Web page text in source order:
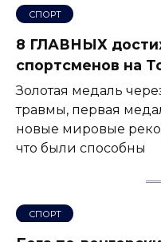
СПОРТ
8 ГЛАВНЫХ
спортсменов на
Золотая медаль
травмы, первая
новые мировые
что были способны
СПОРТ